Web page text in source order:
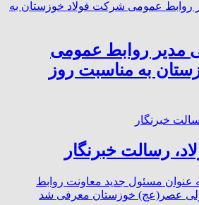
مدیر روابط عمومی
به مناسبت روز
رسالت خبرنگار